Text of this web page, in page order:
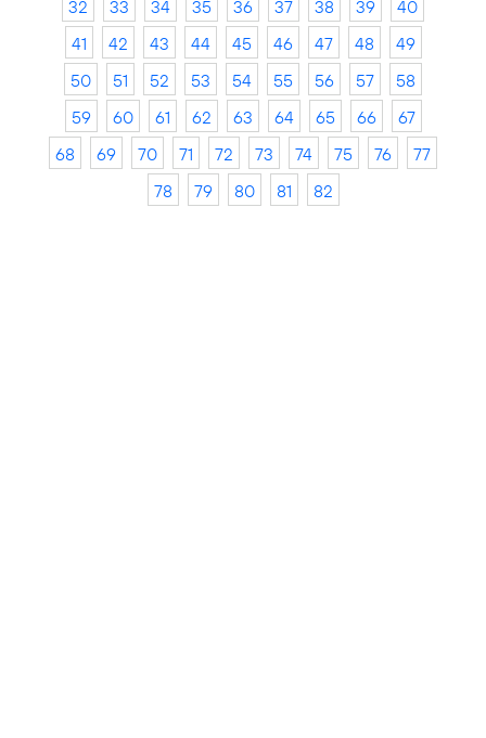
32
33 34 35 36 37 38 39
40
41
42 43 44 45 46 47 48
49
50
51 52 53 54 55 56 57
58
59
60 61 62 63 64 65 66
67
68
69 70 71 72 73 74 75 76
77
78
79 80 81 82